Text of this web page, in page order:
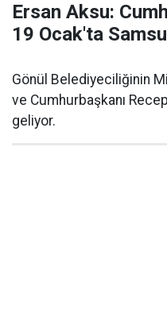
Ersan Aksu:
19 Ocak'ta
Gönül Belediyeciliğinin
ve Cumhurbaşkanı
geliyor.